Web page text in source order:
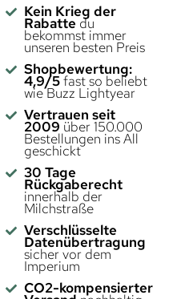
Kein Krieg der
Rabatte du
bekommst immer
unseren besten Preis
Shopbewertung:
4,9/5fast so beliebt
wie Buzz Lightyear
Vertrauen seit
2009 über 150.000
Bestellungen ins All
geschickt
30 Tage
Rückgaberecht
innerhalb der
Milchstraße
Verschlüsselte
Datenübertragung
sicher vor dem
Imperium
CO2-kompensierter